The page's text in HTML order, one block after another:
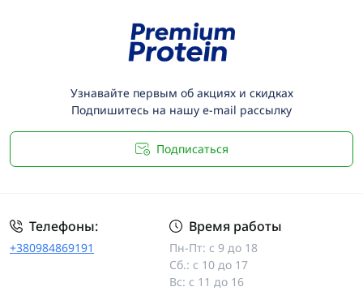
Узнавайте первым об акциях и скидках
Подпишитесь на нашу e-mail рассылку
Подписаться
Телефоны:
+380984869191
Время работы
Пн-Пт: с 9 до 18
Сб.: с 10 до 17
Вс: с 11 до 16